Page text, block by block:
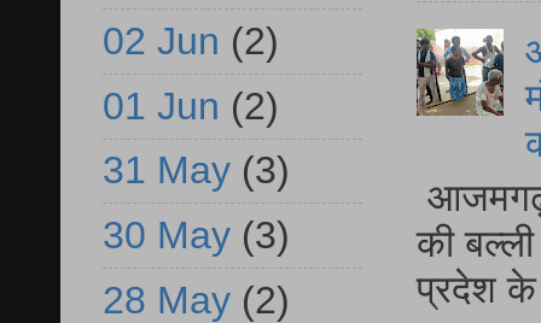
आजमगढ़
की
प्रदेश
02 Jun (2)
01 Jun (2)
31 May (3)
30 May (3)
28 May (2)